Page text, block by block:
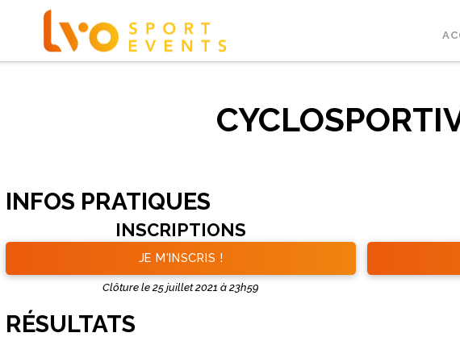
INFOS PRATIQUES
INSCRIPTIONS
JE M'INSCRIS !
Clôture le 25 juillet 2021 à 23h59
RÉSULTATS